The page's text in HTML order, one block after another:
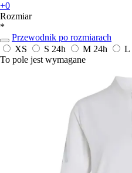
+0
Rozmiar
*
Przewodnik po rozmiarach
XS
S 24h M 24h L
To pole jest wymagane